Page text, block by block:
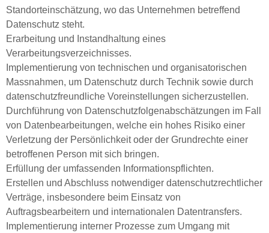
Standorteinschätzung, wo das Unternehmen betreffend
Datenschutz steht.
Erarbeitung und Instandhaltung eines
Verarbeitungsverzeichnisses.
Implementierung von technischen und organisatorischen
Massnahmen, um Datenschutz durch Technik sowie durch
datenschutzfreundliche Voreinstellungen sicherzustellen.
Durchführung von Datenschutzfolgenabschätzungen im Fall
von Datenbearbeitungen, welche ein hohes Risiko einer
Verletzung der Persönlichkeit oder der Grundrechte einer
betroffenen Person mit sich bringen.
Erfüllung der umfassenden Informationspflichten.
Erstellen und Abschluss notwendiger datenschutzrechtlicher
Verträge, insbesondere beim Einsatz von
Auftragsbearbeitern und internationalen Datentransfers.
Implementierung interner Prozesse zum Umgang mit